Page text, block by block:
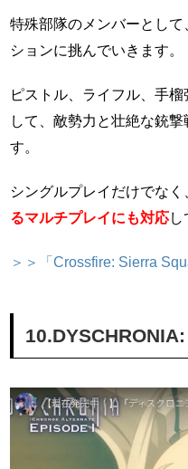
特殊部隊のメンバーとし
ションに挑んでいきます。
ピストル、ライフル、手
して、敵勢力と壮絶な銃
す。
シングルプレイだけでなく
るマルチプレイにも対応し
＞＞「Crossfire: Sierra